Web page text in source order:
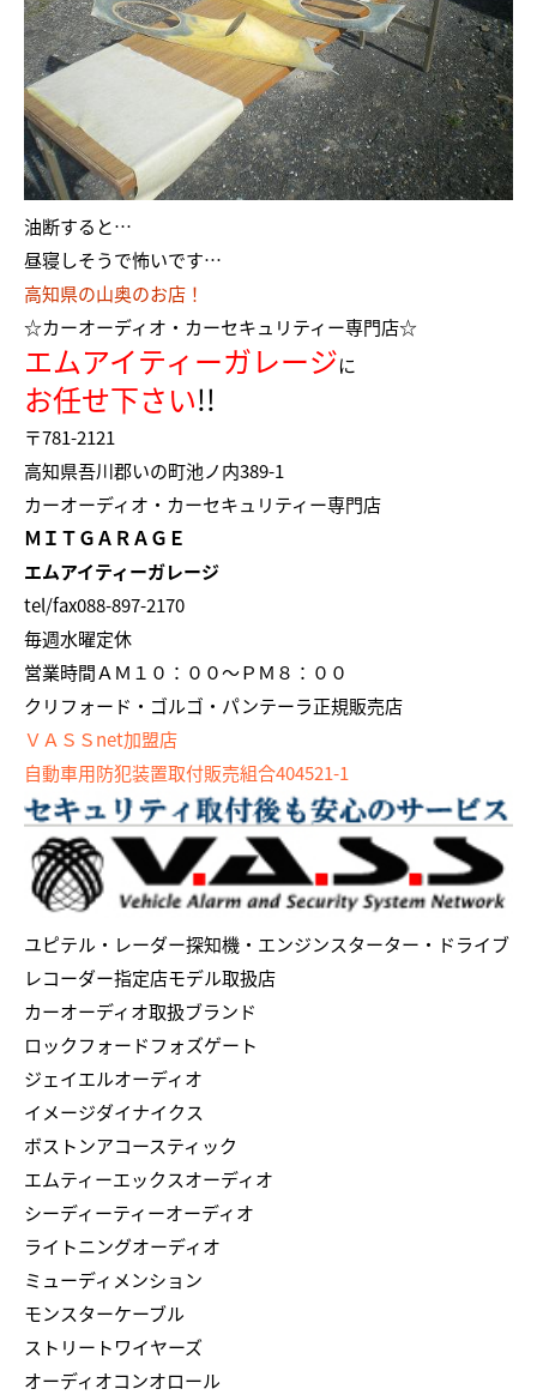
油断すると…
昼寝しそうで怖いです…
高知県の山奥のお店！
☆カーオーディオ・カーセキュリティー専門店☆
エムアイティーガレージに
お任せ下さい!!
〒781-2121
高知県吾川郡いの町池ノ内389-1
カーオーディオ・カーセキュリティー専門店
ＭＩＴＧＡＲＡＧＥ
エムアイティーガレージ
tel/fax088-897-2170
毎週水曜定休
営業時間ＡＭ１０：００～ＰＭ８：００
クリフォード・ゴルゴ・パンテーラ正規販売店
ＶＡＳＳnet加盟店
自動車用防犯装置取付販売組合404521-1
ユピテル・レーダー探知機・エンジンスターター・ドライブ
レコーダー指定店モデル取扱店
カーオーディオ取扱ブランド
ロックフォードフォズゲート
ジェイエルオーディオ
イメージダイナイクス
ボストンアコースティック
エムティーエックスオーディオ
シーディーティーオーディオ
ライトニングオーディオ
ミューディメンション
モンスターケーブル
ストリートワイヤーズ
オーディオコンオロール